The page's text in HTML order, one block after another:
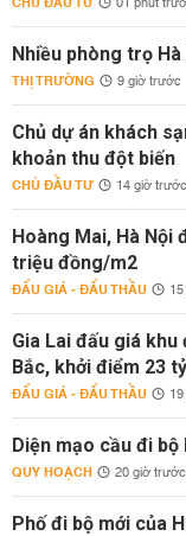
Nhiều phòng trọ
THỊ TRƯỜNG 9 giờ trước
Chủ dự án khách
khoản thu đột biến
CHỦ ĐẦU TƯ 14 giờ trước
Hoàng Mai, Hà Nội
triệu đồng/m2
ĐẤU GIÁ - ĐẤU THẦU
Gia Lai đấu giá
Bắc, khởi điểm 23
ĐẤU GIÁ - ĐẤU THẦU
Diện mạo cầu đi
QUY HOẠCH 20 giờ trước
Phố đi bộ mới của